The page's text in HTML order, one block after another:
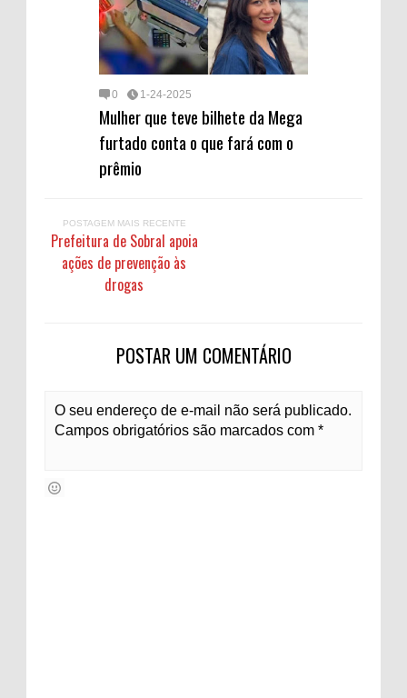
0 1-24-2025
Mulher que teve bilhete da Mega
furtado conta o que fará com o
prêmio
POSTAGEM MAIS RECENTE
Prefeitura de Sobral apoia
ações de prevenção às
drogas
POSTAR UM COMENTÁRIO
O seu endereço de e-mail não será publicado.
Campos obrigatórios são marcados com *